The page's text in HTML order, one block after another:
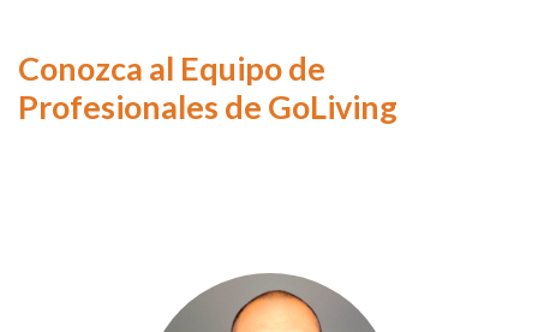
Conozca al Equipo de
Profesionales de GoLiving